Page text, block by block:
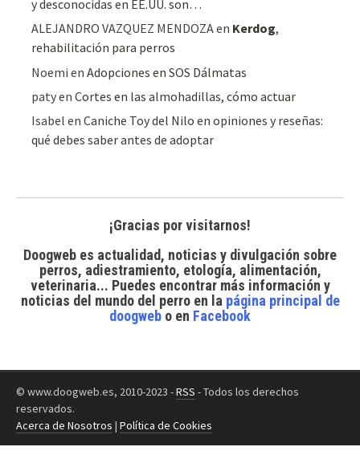
y desconocidas en EE.UU. son…
ALEJANDRO VAZQUEZ MENDOZAen Kerdog,
rehabilitación para perros
Noemi enAdopciones en SOS Dálmatas
patyenCortes en las almohadillas, cómo actuar
Isabel enCaniche Toy del Nilo en opiniones y reseñas:
qué debes saber antes de adoptar
¡Gracias por visitarnos!
Doogweb es actualidad, noticias y divulgación sobre
perros, adiestramiento, etología, alimentación,
veterinaria... Puedes encontrar más información y
noticias del mundo del perroen la página principal de
doogweb o en Facebook
© www.doogweb.es, 2010-2023 -RSS - Todos los derechos
reservados.
Acerca de Nosotros | Política de Cookies